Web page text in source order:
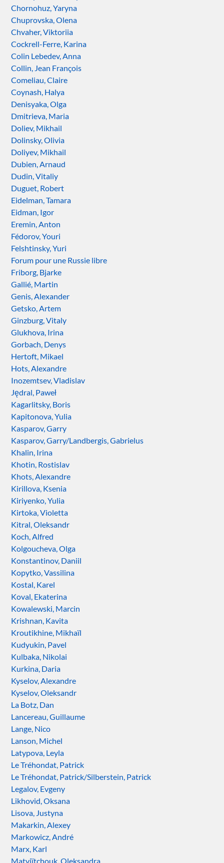
Chornohuz, Yaryna
Chuprovska, Olena
Chvaher, Viktoriia
Cockrell-Ferre, Karina
Colin Lebedev, Anna
Collin, Jean François
Comeliau, Claire
Coynash, Halya
Denisyaka, Olga
Dmitrieva, Maria
Doliev, Mikhail
Dolinsky, Olivia
Doliyev, Mikhail
Dubien, Arnaud
Dudin, Vitaliy
Duguet, Robert
Eidelman, Tamara
Eidman, Igor
Eremin, Anton
Fédorov, Youri
Felshtinsky, Yuri
Forum pour une Russie libre
Friborg, Bjarke
Gallié, Martin
Genis, Alexander
Getsko, Artem
Ginzburg, Vitaly
Glukhova, Irina
Gorbach, Denys
Hertoft, Mikael
Hots, Alexandre
Inozemtsev, Vladislav
Jędral, Paweł
Kagarlitsky, Boris
Kapitonova, Yulia
Kasparov, Garry
Kasparov, Garry/Landbergis, Gabrielus
Khalin, Irina
Khotin, Rostislav
Khots, Alexandre
Kirillova, Ksenia
Kiriyenko, Yulia
Kirtoka, Violetta
Kitral, Oleksandr
Koch, Alfred
Kolgoucheva, Olga
Konstantinov, Daniil
Kopytko, Vassilina
Kostal, Karel
Koval, Ekaterina
Kowalewski, Marcin
Krishnan, Kavita
Kroutikhine, Mikhaïl
Kudyukin, Pavel
Kulbaka, Nikolai
Kurkina, Daria
Kyselov, Alexandre
Kyselov, Oleksandr
La Botz, Dan
Lancereau, Guillaume
Lange, Nico
Lanson, Michel
Latypova, Leyla
Le Tréhondat, Patrick
Le Tréhondat, Patrick/Silberstein, Patrick
Legalov, Evgeny
Likhovid, Oksana
Lisova, Justyna
Makarkin, Alexey
Markowicz, André
Marx, Karl
Matviïtchouk, Oleksandra